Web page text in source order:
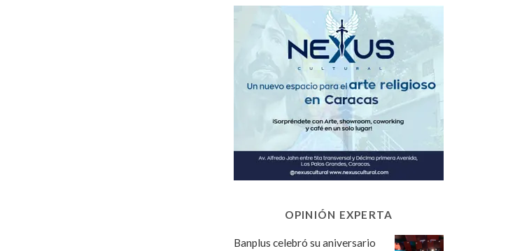
OPINIÓN EXPERTA
Banplus celebró su aniversario